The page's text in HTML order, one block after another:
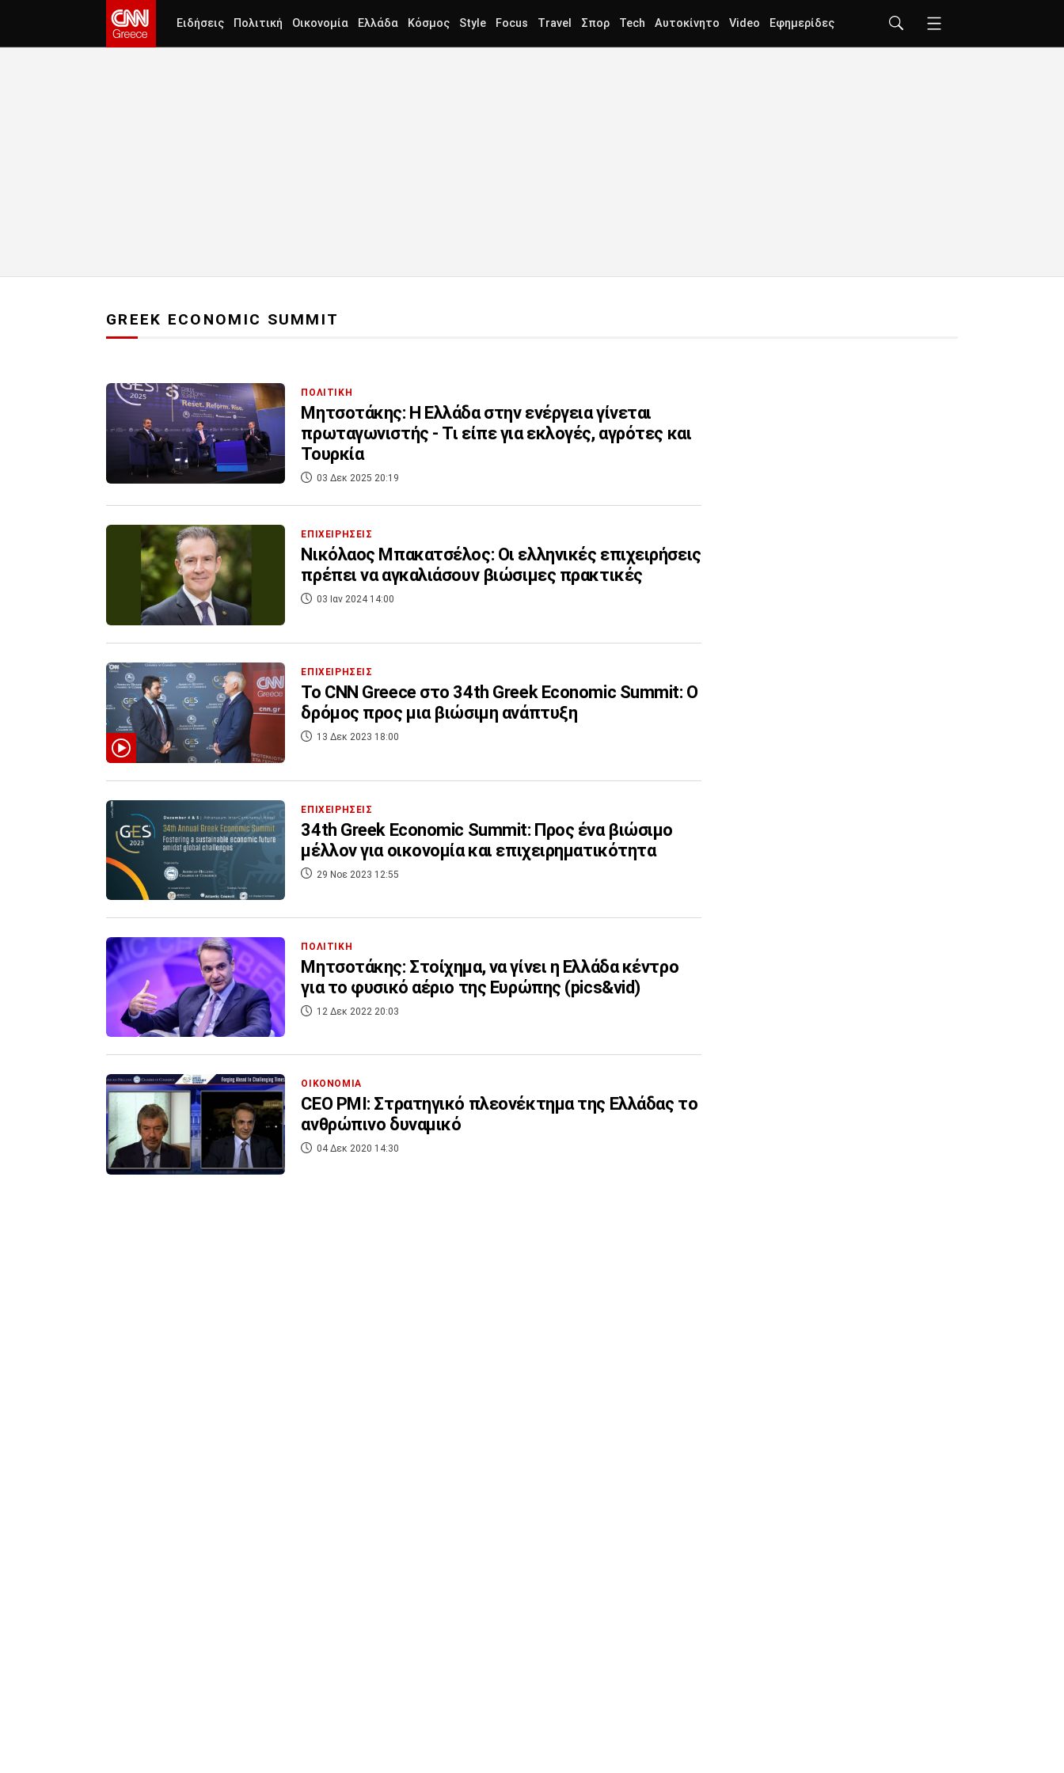
Ειδήσεις Πολιτική Οικονομία Ελλάδα Κόσμος Style Focus Travel Σπορ Tech Αυτοκίνητο Video Εφημερίδες
GREEK ECONOMIC SUMMIT
ΠΟΛΙΤΙΚΗ
Μητσοτάκης: Η Ελλάδα στην ενέργεια γίνεται
πρωταγωνιστής - Τι είπε για εκλογές, αγρότες και
Τουρκία
03 Δεκ 2025 20:19
ΕΠΙΧΕΙΡΗΣΕΙΣ
Νικόλαος Μπακατσέλος: Οι ελληνικές επιχειρήσεις
πρέπει να αγκαλιάσουν βιώσιμες πρακτικές
03 Ιαν 2024 14:00
ΕΠΙΧΕΙΡΗΣΕΙΣ
Το CNN Greece στο 34th Greek Economic Summit: Ο
δρόμος προς μια βιώσιμη ανάπτυξη
13 Δεκ 2023 18:00
ΕΠΙΧΕΙΡΗΣΕΙΣ
34th Greek Economic Summit: Προς ένα βιώσιμο
μέλλον για οικονομία και επιχειρηματικότητα
29 Νοε 2023 12:55
ΠΟΛΙΤΙΚΗ
Μητσοτάκης: Στοίχημα, να γίνει η Ελλάδα κέντρο
για το φυσικό αέριο της Ευρώπης (pics&vid)
12 Δεκ 2022 20:03
ΟΙΚΟΝΟΜΙΑ
CEO PMI: Στρατηγικό πλεονέκτημα της Ελλάδας το
ανθρώπινο δυναμικό
04 Δεκ 2020 14:30